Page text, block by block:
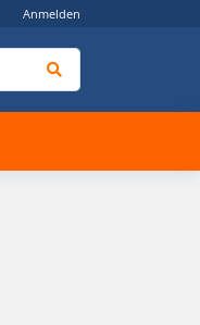
Anmelden